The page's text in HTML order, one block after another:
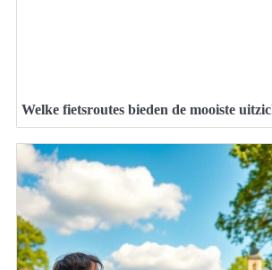
Welke fietsroutes bieden de mooiste